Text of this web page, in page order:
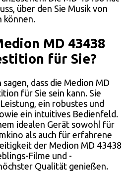
über den Sie Musik von
können.
MD 43438
für Sie?
dass die Medion MD
für Sie sein kann. Sie
ein robustes und
ein intuitives Bedienfeld.
idealen Gerät sowohl für
als auch für erfahrene
der Medion MD 43438
Filme und -
Qualität genießen.